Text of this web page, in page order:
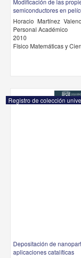
Modificación de las
semiconductores en
Horacio Martínez
Personal Académico
2010
Físico Matemáticas y
Depositación de
aplicaciones catalíticas